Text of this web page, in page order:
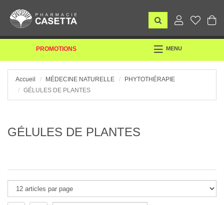
PROMOTIONS
TOGGLE
MENU
Accueil MÉDECINE NATURELLE
PHYTOTHÉRAPIE
GÉLULES DE PLANTES
GÉLULES DE PLANTES